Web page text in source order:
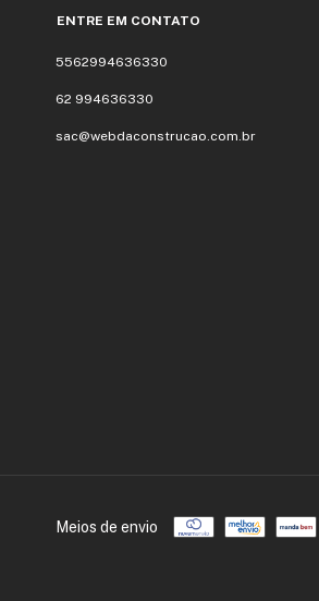
ENTRE EM CONTATO
5562994636330
62 994636330
sac@webdaconstrucao.com.br
Meios de envio